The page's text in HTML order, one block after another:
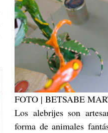
FOTO | BETSABE
Los alebrijes son
forma de animales